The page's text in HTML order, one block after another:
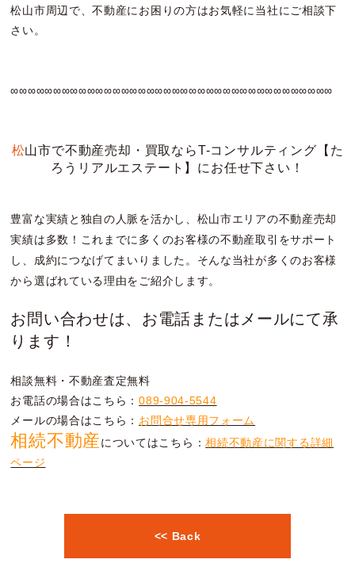
松山市周辺で、不動産にお困りの方はお気軽に当社にご相談下
さい。
∞∞∞∞∞∞∞∞∞∞∞∞∞∞∞∞∞∞∞∞∞∞∞∞∞∞∞∞∞∞∞∞∞∞∞∞∞∞
松山市で不動産売却・買取ならT-コンサルティング【た
ろうリアルエステート】にお任せ下さい！
豊富な実績と独自の人脈を活かし、松山市エリアの不動産売却
実績は多数！これまでに多くのお客様の不動産取引をサポート
し、成約につなげてまいりました。そんな当社が多くのお客様
から選ばれている理由をご紹介します。
お問い合わせは、お電話またはメールにて承
ります！
相談無料・不動産査定無料
お電話の場合はこちら：089-904-5544
メールの場合はこちら： お問合せ専用フォーム
相続不動産についてはこちら：相続不動産に関する詳細
ページ
<< Back